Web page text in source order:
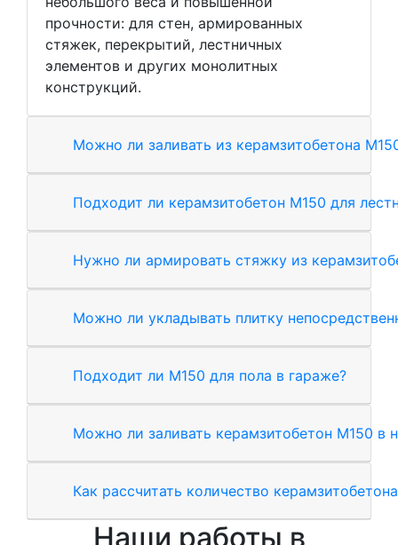
прочности: для стен, армированных
стяжек, перекрытий, лестничных
элементов и других монолитных
конструкций.
Можно ли заливать из керамзитобетона
Подходит ли керамзитобетон М150 для
Нужно ли армировать стяжку из
Можно ли укладывать плитку
Подходит ли М150 для пола в гараже?
Можно ли заливать керамзитобетон М150 в
Как рассчитать количество
Наши работы в